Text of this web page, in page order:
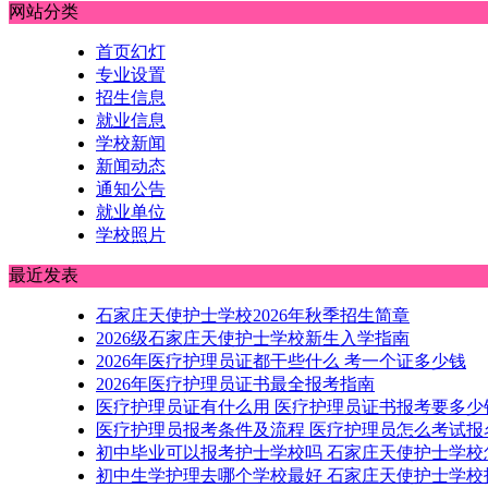
网站分类
首页幻灯
专业设置
招生信息
就业信息
学校新闻
新闻动态
通知公告
就业单位
学校照片
最近发表
石家庄天使护士学校2026年秋季招生简章
2026级石家庄天使护士学校新生入学指南
2026年医疗护理员证都干些什么 考一个证多少钱
2026年医疗护理员证书最全报考指南
医疗护理员证有什么用 医疗护理员证书报考要多少
医疗护理员报考条件及流程 医疗护理员怎么考试报
初中毕业可以报考护士学校吗 石家庄天使护士学校
初中生学护理去哪个学校最好 石家庄天使护士学